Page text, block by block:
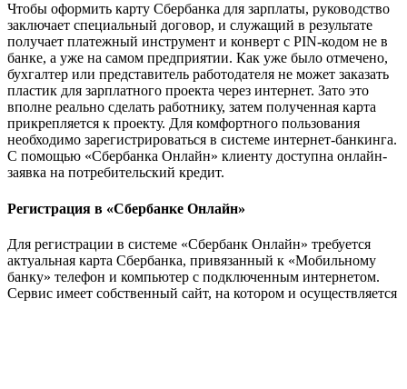
Чтобы оформить карту Сбербанка для зарплаты, руководство
заключает специальный договор, и служащий в результате
получает платежный инструмент и конверт с PIN-кодом не в
банке, а уже на самом предприятии. Как уже было отмечено,
бухгалтер или представитель работодателя не может заказать
пластик для зарплатного проекта через интернет. Зато это
вполне реально сделать работнику, затем полученная карта
прикрепляется к проекту. Для комфортного пользования
необходимо зарегистрироваться в системе интернет-банкинга.
С помощью «Сбербанка Онлайн» клиенту доступна онлайн-
заявка на потребительский кредит.
Регистрация в «Сбербанке Онлайн»
Для регистрации в системе «Сбербанк Онлайн» требуется
актуальная карта Сбербанка, привязанный к «Мобильному
банку» телефон и компьютер с подключенным интернетом.
Сервис имеет собственный сайт, на котором и осуществляется